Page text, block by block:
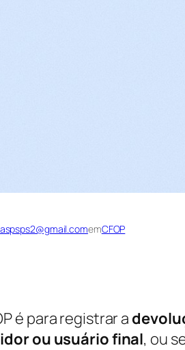
emCFOP
é para registrar a
ou usuário final, ou